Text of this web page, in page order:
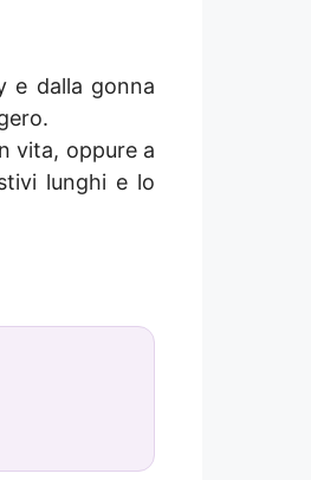
e dalla gonna
vita, oppure a
lunghi e lo